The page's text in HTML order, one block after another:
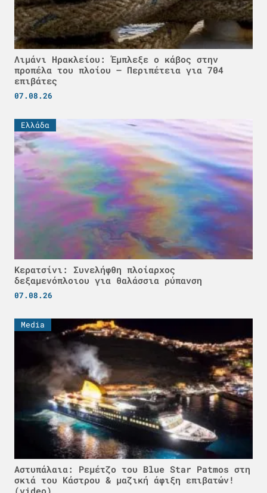
Λιμάνι Ηρακλείου: Έμπλεξε ο κάβος στην
προπέλα του πλοίου – Περιπέτεια για 704
επιβάτες
07.08.26
Ελλάδα
Κερατσίνι: Συνελήφθη πλοίαρχος
δεξαμενόπλοιου για θαλάσσια ρύπανση
07.08.26
Media
Αστυπάλαια: Ρεμέτζο του Blue Star Patmos στη
σκιά του Κάστρου & μαζική άφιξη επιβατών!